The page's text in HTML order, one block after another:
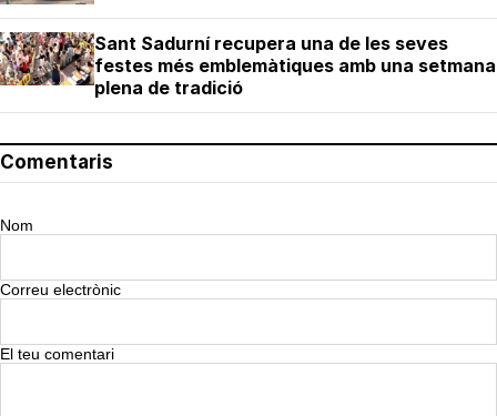
Sant Sadurní recupera una de les seves
festes més emblemàtiques amb una setmana
plena de tradició
Comentaris
Nom
Correu electrònic
El teu comentari